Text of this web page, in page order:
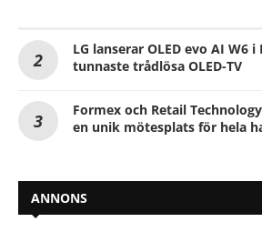
LG lanserar OLED evo AI W6
tunnaste trådlösa OLED-TV
Formex och Retail
en unik mötesplats för hela
ANNONS